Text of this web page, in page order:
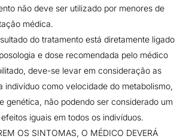
não deve ser utilizado por menores de
médica.
do tratamento está diretamente ligado
e dose recomendada pelo médico
deve-se levar em consideração as
indivíduo como velocidade do metabolismo,
genética, não podendo ser considerado um
iguais em todos os indivíduos.
OS SINTOMAS, O MÉDICO DEVERÁ